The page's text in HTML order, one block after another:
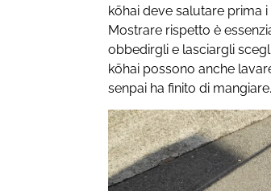
kōhai deve salutare prima
Mostrare rispetto è
obbedirgli e lasciargli
kōhai possono anche
senpai ha finito di mangiare.